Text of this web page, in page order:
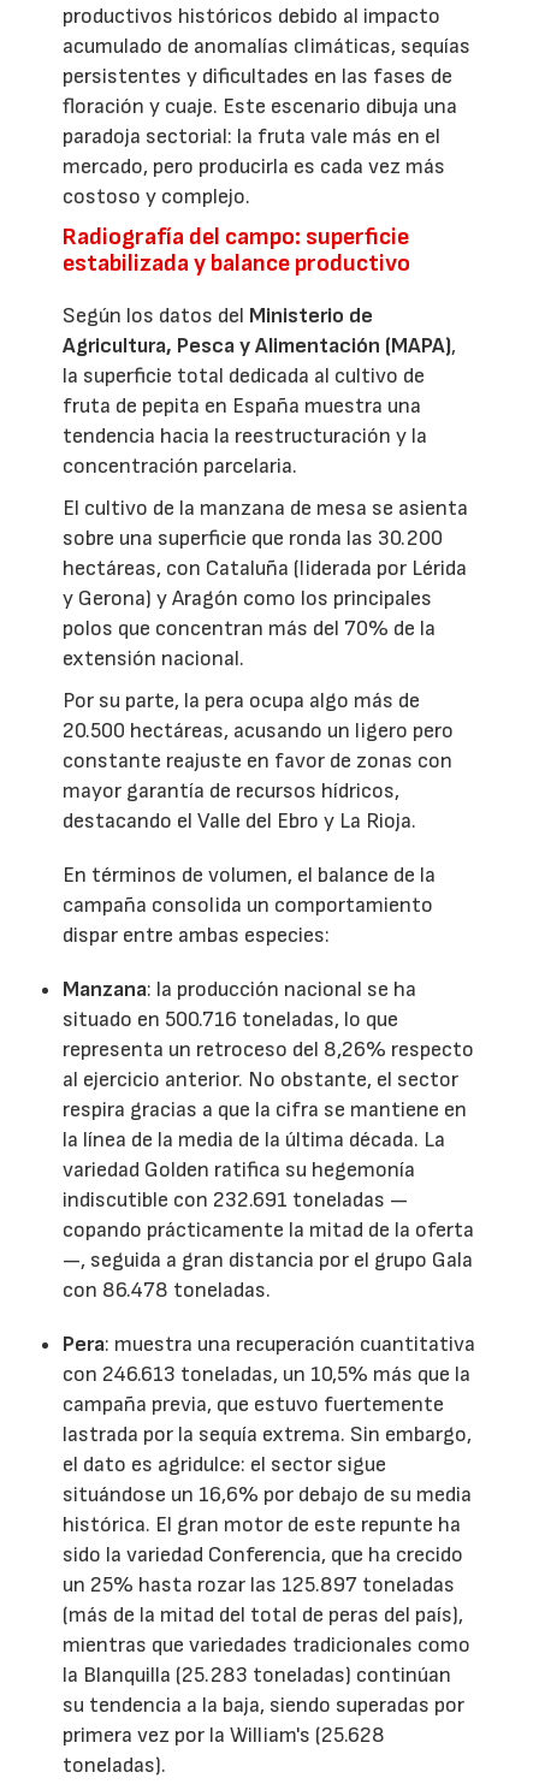
productivos históricos debido al impacto
acumulado de anomalías climáticas, sequías
persistentes y dificultades en las fases de
floración y cuaje. Este escenario dibuja una
paradoja sectorial: la fruta vale más en el
mercado, pero producirla es cada vez más
costoso y complejo.
Radiografía del campo: superficie
estabilizada y balance productivo
Según los datos del Ministerio de
Agricultura, Pesca y Alimentación (MAPA),
la superficie total dedicada al cultivo de
fruta de pepita en España muestra una
tendencia hacia la reestructuración y la
concentración parcelaria.
El cultivo de la manzana de mesa se asienta
sobre una superficie que ronda las 30.200
hectáreas, con Cataluña (liderada por Lérida
y Gerona) y Aragón como los principales
polos que concentran más del 70% de la
extensión nacional.
Por su parte, la pera ocupa algo más de
20.500 hectáreas, acusando un ligero pero
constante reajuste en favor de zonas con
mayor garantía de recursos hídricos,
destacando el Valle del Ebro y La Rioja.
En términos de volumen, el balance de la
campaña consolida un comportamiento
dispar entre ambas especies:
Manzana: la producción nacional se ha
situado en 500.716 toneladas, lo que
representa un retroceso del 8,26% respecto
al ejercicio anterior. No obstante, el sector
respira gracias a que la cifra se mantiene en
la línea de la media de la última década. La
variedad Golden ratifica su hegemonía
indiscutible con 232.691 toneladas —
copando prácticamente la mitad de la oferta
—, seguida a gran distancia por el grupo Gala
con 86.478 toneladas.
Pera: muestra una recuperación cuantitativa
con 246.613 toneladas, un 10,5% más que la
campaña previa, que estuvo fuertemente
lastrada por la sequía extrema. Sin embargo,
el dato es agridulce: el sector sigue
situándose un 16,6% por debajo de su media
histórica. El gran motor de este repunte ha
sido la variedad Conferencia, que ha crecido
un 25% hasta rozar las 125.897 toneladas
(más de la mitad del total de peras del país),
mientras que variedades tradicionales como
la Blanquilla (25.283 toneladas) continúan
su tendencia a la baja, siendo superadas por
primera vez por la William's (25.628
toneladas).